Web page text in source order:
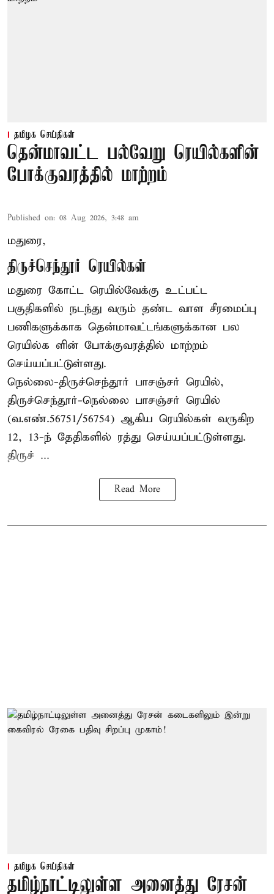
தமிழக செய்திகள்
தென்மாவட்ட பல்வேறு ரெயில்களின்
போக்குவரத்தில் மாற்றம்
Published on: 08 Aug 2026, 3:48 am
மதுரை,
திருச்செந்தூர் ரெயில்கள்
மதுரை கோட்ட ரெயில்வேக்கு உட்பட்ட
பகுதிகளில் நடந்து வரும் தண்ட வாள சீரமைப்பு
பணிகளுக்காக தென்மாவட்டங்களுக்கான பல
ரெயில்க ளின் போக்குவரத்தில் மாற்றம்
செய்யப்பட்டுள்ளது.
நெல்லை-திருச்செந்தூர் பாசஞ்சர் ரெயில்,
திருச்செந்தூர்-நெல்லை பாசஞ்சர் ரெயில்
(வ.எண்.56751/56754) ஆகிய ரெயில்கள் வருகிற
12, 13-ந் தேதிகளில் ரத்து செய்யப்பட்டுள்ளது.
திருச் ...
Read More
தமிழக செய்திகள்
தமிழ்நாட்டிலுள்ள அனைத்து ரேசன்